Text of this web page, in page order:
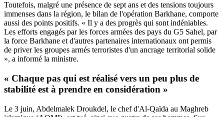
Toutefois, malgré une présence de sept ans et des tensions toujours
immenses dans la région, le bilan de l'opération Barkhane, comporte
aussi des points positifs. « Il y a des progrès qui sont indéniables.
Les efforts engagés par les forces armées des pays du G5 Sahel, par
la force Barkhane et d'autres partenaires internationaux ont permis
de priver les groupes armés terroristes d'un ancrage territorial solide
», a informé la ministre.
« Chaque pas qui est réalisé vers un peu plus de
stabilité est à prendre en considération »
Le 3 juin, Abdelmalek Droukdel, le chef d'Al-Qaïda au Maghreb